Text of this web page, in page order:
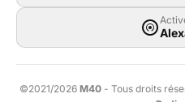
©2021/2026 M40 - Tous droits